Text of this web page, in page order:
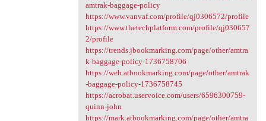
amtrak-baggage-policy
https://www.vanvaf.com/profile/qj0306572/profile
https://www.thetechplatform.com/profile/qj030657
2/profile
https://trends.jbookmarking.com/page/other/amtra
k-baggage-policy-1736758706
https://web.atbookmarking.com/page/other/amtrak
-baggage-policy-1736758745
https://acrobat.uservoice.com/users/6596300759-
quinn-john
https://mark.atbookmarking.com/page/other/amtra